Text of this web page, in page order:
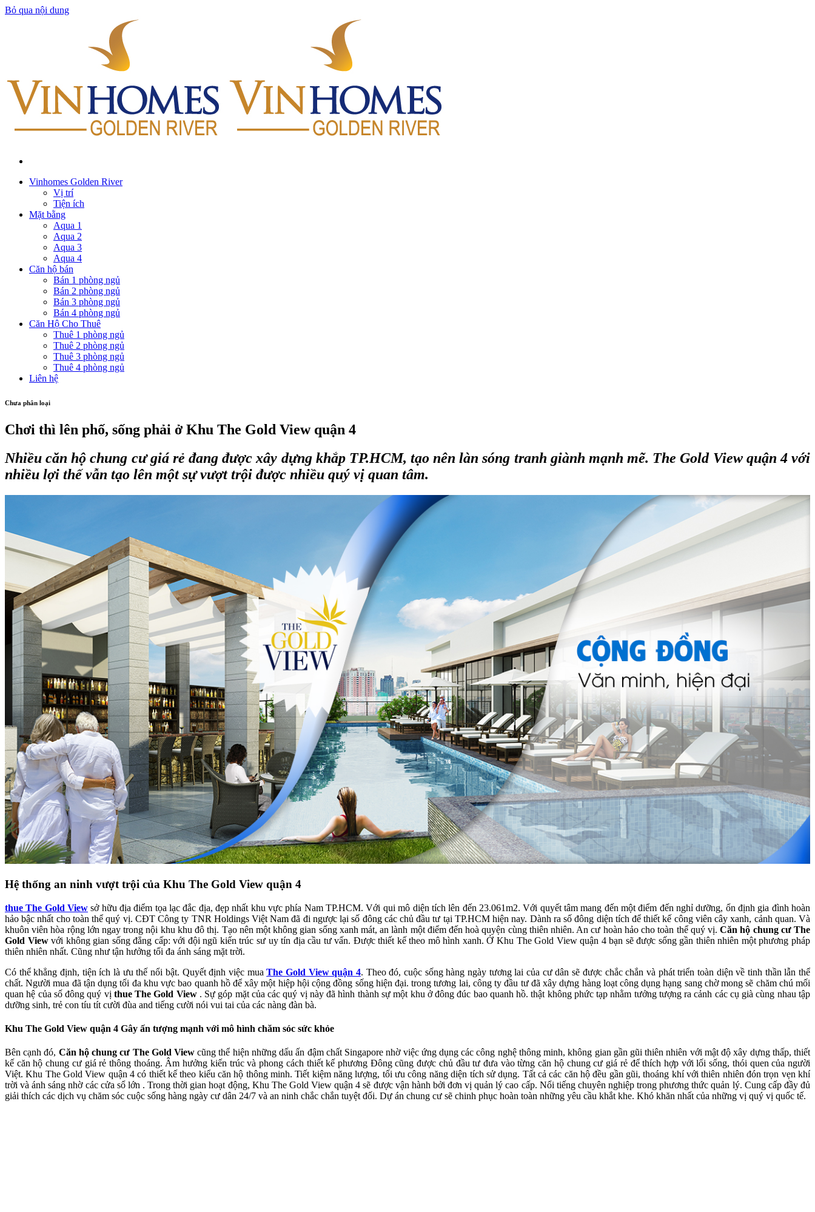
Bỏ qua nội dung
Vinhomes Golden River
Vị trí
Tiện ích
Mặt bằng
Aqua 1
Aqua 2
Aqua 3
Aqua 4
Căn hộ bán
Bán 1 phòng ngủ
Bán 2 phòng ngủ
Bán 3 phòng ngủ
Bán 4 phòng ngủ
Căn Hộ Cho Thuê
Thuê 1 phòng ngủ
Thuê 2 phòng ngủ
Thuê 3 phòng ngủ
Thuê 4 phòng ngủ
Liên hệ
Chưa phân loại
Chơi thì lên phố, sống phải ở Khu The Gold View quận 4
Nhiều căn hộ chung cư giá rẻ đang được xây dựng khắp TP.HCM, tạo nên làn sóng tranh giành mạnh mẽ. The Gold View quận 4với
nhiều lợi thế vẫn tạo lên một sự vượt trội được nhiều quý vị quan tâm.
Hệ thống an ninh vượt trội của Khu The Gold View quận 4
thue The Gold View sở hữu địa điểm tọa lạc đắc địa, đẹp nhất khu vực phía Nam TP.HCM. Với qui mô diện tích lên đến 23.061m2. Với quyết tâm mang đến một điểm đến nghỉ dưỡng, ổn định gia đình hoàn
hảo bậc nhất cho toàn thể quý vị. CĐT Công ty TNR Holdings Việt Nam đã đi ngược lại số đông các chủ đầu tư tại TP.HCM hiện nay. Dành ra số đông diện tích để thiết kế công viên cây xanh, cảnh quan. Và
khuôn viên hòa rộng lớn ngay trong nội khu khu đô thị. Tạo nên một không gian sống xanh mát, an lành một điểm đến hoà quyện cùng thiên nhiên. An cư hoàn hảo cho toàn thể quý vị.Căn hộ chung cư The
Gold Viewvới không gian sống đẳng cấp: với đội ngũ kiến trúc sư uy tín địa cầu tư vấn. Được thiết kế theo mô hình xanh. Ở Khu The Gold View quận 4 bạn sẽ được sống gần thiên nhiên một phương pháp
thiên nhiên nhất. Cũng như tận hưởng tối đa ánh sáng mặt trời.
Có thể khẳng định, tiện ích là ưu thế nổi bật. Quyết định việc muaThe Gold View quận 4. Theo đó, cuộc sống hàng ngày tương lai của cư dân sẽ được chắc chắn và phát triển toàn diện về tinh thần lẫn thể
chất. Người mua đã tận dụng tối đa khu vực bao quanh hồ để xây một hiệp hội cộng đồng sống hiện đại. trong tương lai, công ty đầu tư đã xây dựng hàng loạt công dụng hạng sang chờ mong sẽ chăm chú mối
quan hệ của số đông quý vị thue The Gold View. Sự góp mặt của các quý vị này đã hình thành sự một khu ở đông đúc bao quanh hồ. thật không phức tạp nhằm tưởng tượng ra cảnh các cụ già cùng nhau tập
dưỡng sinh, trẻ con tíu tít cười đùa and tiếng cười nói vui tai của các nàng đàn bà.
Khu The Gold View quận 4 Gây ấn tượng mạnh với mô hình chăm sóc sức khỏe
Bên cạnh đó, Căn hộ chung cư The Gold View cũng thể hiện những dấu ấn đậm chất Singapore nhờ việc ứng dụng các công nghệ thông minh, không gian gần gũi thiên nhiên với mật độ xây dựng thấp, thiết
kế căn hộ chung cư giá rẻ thông thoáng. Âm hưởng kiến trúc và phong cách thiết kế phương Đông cũng được chủ đầu tư đưa vào từng căn hộ chung cư giá rẻ để thích hợp với lối sống, thói quen của người
Việt. Khu The Gold View quận 4 có thiết kế theo kiểu căn hộ thông minh. Tiết kiệm năng lượng, tối ưu công năng diện tích sử dụng. Tất cả các căn hộ đều gần gũi, thoáng khí với thiên nhiên đón trọn vẹn khí
trời và ánh sáng nhờ các cửa sổ lớn . Trong thời gian hoạt động, Khu The Gold View quận 4 sẽ được vận hành bởi đơn vị quản lý cao cấp. Nổi tiếng chuyên nghiệp trong phương thức quản lý. Cung cấp đầy đủ
giải thích các dịch vụ chăm sóc cuộc sống hàng ngày cư dân 24/7 và an ninh chắc chắn tuyệt đối. Dự án chung cư sẽ chinh phục hoàn toàn những yêu cầu khắt khe. Khó khăn nhất của những vị quý vị quốc tế.